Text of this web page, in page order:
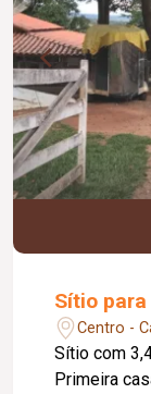
Sítio
Centro -
Sítio com 3,4485
Primeira